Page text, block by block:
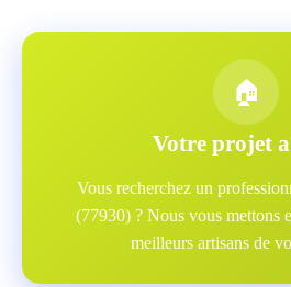
🏠
Votre projet
Vous recherchez un
(77930) ? Nous vous mettons
meilleurs artisans de